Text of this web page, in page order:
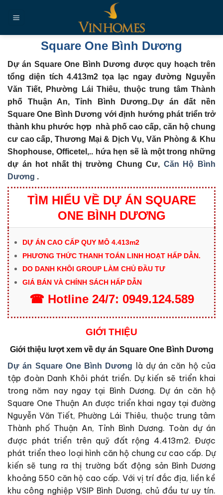
đến
Square One Bình Dương
Dự án Square One Bình Dương được quy hoạch trên
tổng diện tích 4.413m2 tọa lạc ngay đường Nguyễn
Văn Tiết, Phường Lái Thiêu, thuộc trung tâm Thành
phố Thuận An, Tỉnh Bình Dương.. Dự án đất nền
Square One Bình Dương với định hướng phát triển trở
thành khu phước hợp nhà phố cao cấp, căn hộ chung
cư cao cấp, Thương Mại & Dịch Vụ, Văn Phòng & Khu
Shophouse, Officetel,.. hứa hẹn sẽ là một trong những
dự án hot nhất thị trường Chung Cư, Căn Hộ Bình
Dương .
TÌM HIỂU VỀ DỰ ÁN SQUARE
ONE BÌNH DƯƠNG
DỰ ÁN CAO CẤP QUY MÔ 4.413m2
PHƯƠNG THỨC THANH TOÁN LINH HOẠT HẤP DẪN.
DO DANH KHÔI GROUP LÀM CHỦ ĐẦU TƯ
GIÁ BÁN VÀ CHÍNH SÁCH HẤP DẪN
☎ Hotline 24/7: 0949.124.589
GIỚI THIỆU
Giới thiệu lượt xem về dự án Square One Bình Dương
Dự án Square One Bình Dương là dự án căn hộ của
tập đoàn Danh Khôi phát triển. Dự kiến sẽ triển khai
trong năm nay ngay tại Bình Dương. Dự án căn hộ
Square One Thuận An được triển khai ngay tại đường
Nguyễn Văn Tiết, Phường Lái Thiêu, thuộc trung tâm
Thành phố Thuận An, Tỉnh Bình Dương. Toàn dự án
được phát triển trên quỹ đất rộng 4.413m2. Được
phát triển theo loại hình căn hộ chung cư cao cấp. Dự
kiến sẽ tung ra thị trường bất động sản Bình Dương
khoảng 550 căn hộ cao cấp. Với vị trí đắc địa, liền kề
khu công nghiệp VSIP Bình Dương, chủ đầu tư uy tín.